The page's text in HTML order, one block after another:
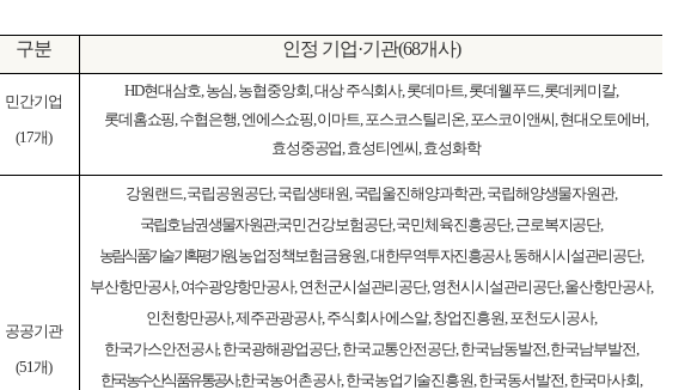
구분 인정 기업·기관(68개사)
민간기업
(17개)
HD현대삼호,농심,농협중앙회,대상 주식회사,롯데마트,롯데웰푸드,롯데케미칼,
롯데홈쇼핑,수협은행,엔에스쇼핑,이마트,포스코스틸리온,포스코이앤씨,현대오토에버,
효성중공업,효성티엔씨,효성화학
공공기관
(51개)
강원랜드,국립공원공단,국립생태원,국립울진해양과학관,국립해양생물자원관,
국립호남권생물자원관,국민건강보험공단,국민체육진흥공단,근로복지공단,
농림식품기술기획평가원농업정책보험금융원,대한무역투자진흥공사, 동해시시설관리공단,
부산항만공사,여수광양항만공사,연천군시설관리공단,영천시시설관리공단,울산항만공사,
인천항만공사,제주관광공사,주식회사 에스알,창업진흥원,포천도시공사,
한국가스안전공사,한국광해광업공단,한국교통안전공단,한국남동발전,한국남부발전,
한국농수산식품유통공사한국농어촌공사,한국농업기술진흥원,한국동서발전,한국마사회,